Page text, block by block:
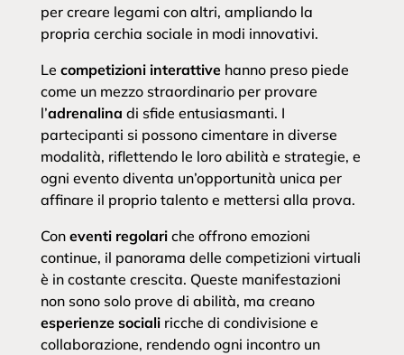
per creare legami con altri, ampliando la
propria cerchia sociale in modi innovativi.
Le competizioni interattivehanno preso piede
come un mezzo straordinario per provare
l’adrenalina di sfide entusiasmanti. I
partecipanti si possono cimentare in diverse
modalità, riflettendo le loro abilità e strategie, e
ogni evento diventa un’opportunità unica per
affinare il proprio talento e mettersi alla prova.
Con eventi regolariche offrono emozioni
continue, il panorama delle competizioni virtuali
è in costante crescita. Queste manifestazioni
non sono solo prove di abilità, ma creano
esperienze socialiricche di condivisione e
collaborazione, rendendo ogni incontro un